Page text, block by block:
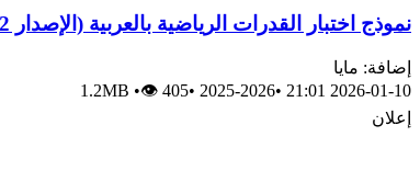
نموذج اختبار القدرات الرياضية بالعربية (الإصدار 2) جامعة الكويت
إضافة: مايا
2026-01-10 21:01
•
2025-2026
•
1.2MB •👁 405
إعلان